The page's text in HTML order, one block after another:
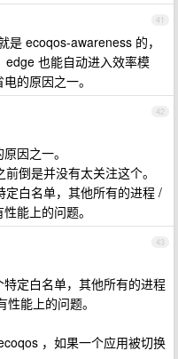
41
是 ecoqos-awareness 的，
edge 也能自动进入效率模
的原因之一。
42
因之一。
倒是并没有太关注这个。
定白名单，其他所有的进程 /
能上的问题。
43
定白名单，其他所有的进程
能上的问题。
，如果一个应用被切换